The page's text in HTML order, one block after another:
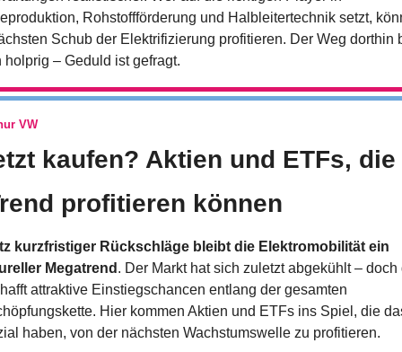
Rohstoffförderung und Halbleitertechnik setzt,
Schub der Elektrifizierung profitieren. Der Weg dorthin
holprig – Geduld ist gefragt.
VW
kaufen? Aktien und ETFs, die
profitieren können
kurzfristiger Rückschläge bleibt die Elektromobilität ein
Megatrend . Der Markt hat sich zuletzt abgekühlt – doch
attraktive Einstiegschancen entlang der gesamten
Hier kommen Aktien und ETFs ins Spiel, die
haben, von der nächsten Wachstumswelle zu profitieren.